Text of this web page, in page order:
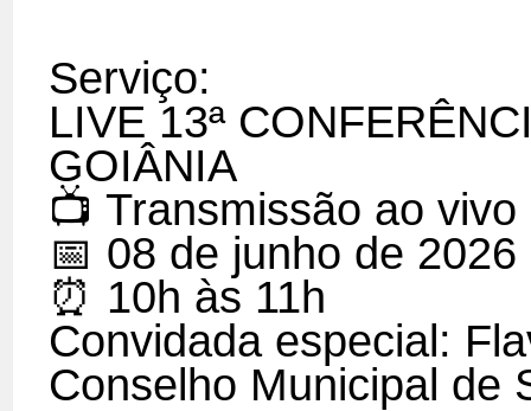
Serviço:
LIVE 13ª
GOIÂNIA
📺 Transmissão ao
📅 08 de junho de
⏰ 10h às 11h
Convidada especial:
Conselho Municipal de